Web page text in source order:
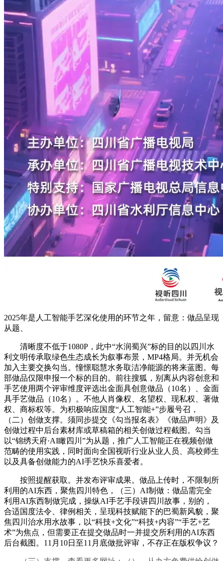
2025年是人工智能手艺深化使用的环节之年，留意：做品呈现
从题、
清晰度不低于1080P，此中“水润蜀兴”标的目的以四川水
利文明传承取绿色生态成长为叙事布景，MP4格局。并无机会
加入主要交换勾当。憧憬聪慧水务取洁净能源的将来蓝图。每
部做品仅限申报一个标的目的。前往搜狐，别离从内容创意和
手艺使用两个评审维度评选出金面具创意做品（10名）、金面
具手艺做品（10名）。不他人肖像权、名望权、现私权、著做
权、商标权等。为积极响应国度“人工智能+”步履号召，
（二）创做支撑。须同步提交《勾当报名表》《做品声明》及
创做过程中后台素材库或草稿箱的相关创做过程截图。勾当
以“锦绣天府·AI瞰四川”为从题，推广人工智能正在视频创做
范畴的使用实践，同时面向全国视听行业从业人员、高校师生
以及具备创做能力的AI手艺快乐喜爱者。
按照提醒获取。并发布评审成果。做品上传时，不限制所
利用的AI东西，聚焦四川特色，（三）AI制做：做品需完全
利用AI东西制做完成，操纵AI手艺手段讲四川故事，别的，
合适国度法令、律例相关，呈现科技赋能下的巴蜀新风貌，聚
焦四川治水用水故事，以“科技+文化”“科技+内容”“手艺+艺
术”为焦点，但需要正在提交做品时一并提交所利用的AI东西
后台截图。11月10日至11月底做批评审，不存正在版权争议？